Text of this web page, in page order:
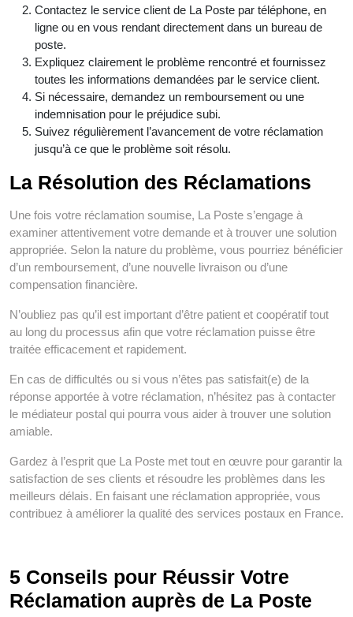
Contactez le service client de La Poste par téléphone, en
ligne ou en vous rendant directement dans un bureau de
poste.
Expliquez clairement le problème rencontré et fournissez
toutes les informations demandées par le service client.
Si nécessaire, demandez un remboursement ou une
indemnisation pour le préjudice subi.
Suivez régulièrement l’avancement de votre réclamation
jusqu’à ce que le problème soit résolu.
La Résolution des Réclamations
Une fois votre réclamation soumise, La Poste s’engage à
examiner attentivement votre demande et à trouver une solution
appropriée. Selon la nature du problème, vous pourriez bénéficier
d’un remboursement, d’une nouvelle livraison ou d’une
compensation financière.
N’oubliez pas qu’il est important d’être patient et coopératif tout
au long du processus afin que votre réclamation puisse être
traitée efficacement et rapidement.
En cas de difficultés ou si vous n’êtes pas satisfait(e) de la
réponse apportée à votre réclamation, n’hésitez pas à contacter
le médiateur postal qui pourra vous aider à trouver une solution
amiable.
Gardez à l’esprit que La Poste met tout en œuvre pour garantir la
satisfaction de ses clients et résoudre les problèmes dans les
meilleurs délais. En faisant une réclamation appropriée, vous
contribuez à améliorer la qualité des services postaux en France.
5 Conseils pour Réussir Votre
Réclamation auprès de La Poste